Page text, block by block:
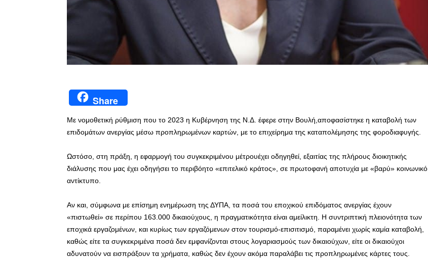
Share
Με νομοθετική ρύθμιση που το 2023 η Κυβέρνηση της Ν.Δ. έφερε στην Βουλή,αποφασίστηκε η καταβολή των
επιδομάτων ανεργίας μέσω προπληρωμένων καρτών, με το επιχείρημα της καταπολέμησης της φοροδιαφυγής.
Ωστόσο, στη πράξη, η εφαρμογή του συγκεκριμένου μέτρουέχει οδηγηθεί, εξαιτίας της πλήρους διοικητικής
διάλυσης που μας έχει οδηγήσει το περιβόητο «επιτελικό κράτος», σε πρωτοφανή αποτυχία με «βαρύ» κοινωνικό
αντίκτυπο.
Αν και, σύμφωνα με επίσημη ενημέρωση της ΔΥΠΑ, τα ποσά του εποχικού επιδόματος ανεργίας έχουν
«πιστωθεί» σε περίπου 163.000 δικαιούχους, η πραγματικότητα είναι αμείλικτη. Η συντριπτική πλειονότητα των
εποχικά εργαζομένων, και κυρίως των εργαζόμενων στον τουρισμό-επισιτισμό, παραμένει χωρίς καμία καταβολή,
καθώς είτε τα συγκεκριμένα ποσά δεν εμφανίζονται στους λογαριασμούς των δικαιούχων, είτε οι δικαιούχοι
αδυνατούν να εισπράξουν τα χρήματα, καθώς δεν έχουν ακόμα παραλάβει τις προπληρωμένες κάρτες τους.